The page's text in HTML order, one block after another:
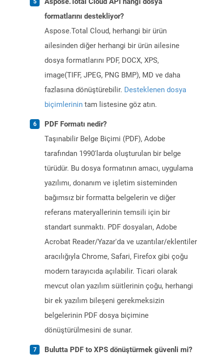
formatlarını destekliyor?
Aspose.Total Cloud, herhangi bir ürün
ailesinden diğer herhangi bir ürün ailesine
dosya formatlarını PDF, DOCX, XPS,
image(TIFF, JPEG, PNG BMP), MD ve daha
fazlasına dönüştürebilir. Desteklenen dosya
biçimlerinin tam listesine göz atın.
PDF Formatı nedir?
Taşınabilir Belge Biçimi (PDF), Adobe
tarafından 1990'larda oluşturulan bir belge
türüdür. Bu dosya formatının amacı, uygulama
yazılımı, donanım ve işletim sisteminden
bağımsız bir formatta belgelerin ve diğer
referans materyallerinin temsili için bir
standart sunmaktı. PDF dosyaları, Adobe
Acrobat Reader/Yazar'da ve uzantılar/eklentiler
aracılığıyla Chrome, Safari, Firefox gibi çoğu
modern tarayıcıda açılabilir. Ticari olarak
mevcut olan yazılım süitlerinin çoğu, herhangi
bir ek yazılım bileşeni gerekmeksizin
belgelerinin PDF dosya biçimine
dönüştürülmesini de sunar.
Bulutta PDF to XPS dönüştürmek güvenli mi?